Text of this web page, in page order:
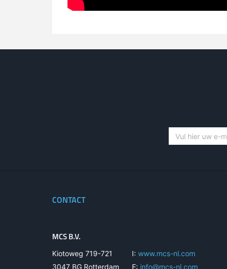
CONTACT
MCS B.V.
Kiotoweg 719-721
3047 BG Rotterdam
I: www.mcs-nl.com
E: info@mcs-nl.com